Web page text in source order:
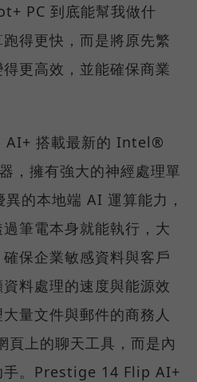
PC 到底能幫我做什
得更快，而是將原先繁
更高效，並能確保商業
搭載最新的 Intel®
，擁有強大的神經處理單
的本地端 AI 運算能力，
筆電本身就能執行，大
保企業敏感資料與客戶
料處理的速度與能源效
量文件與郵件的商務人
頁上的聊天工具，而是內
手。Prestige 14 Flip AI+